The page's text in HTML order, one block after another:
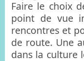
Faire le choix
point de vue
rencontres et
de route. Une
dans la culture